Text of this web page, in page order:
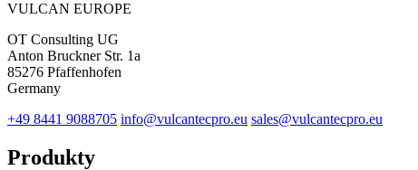
VULCAN EUROPE
OT Consulting UG
Anton Bruckner Str. 1a
85276 Pfaffenhofen
Germany
+49 8441 9088705 info@vulcantecpro.eu sales@vulcantecpro.eu
Produkty